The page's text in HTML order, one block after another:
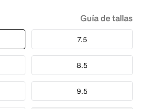
7.5
8.5
9.5
Guía de tallas